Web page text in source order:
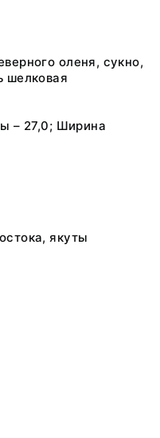
оленя, сукно,
шелковая
– 27,0; Ширина
якуты